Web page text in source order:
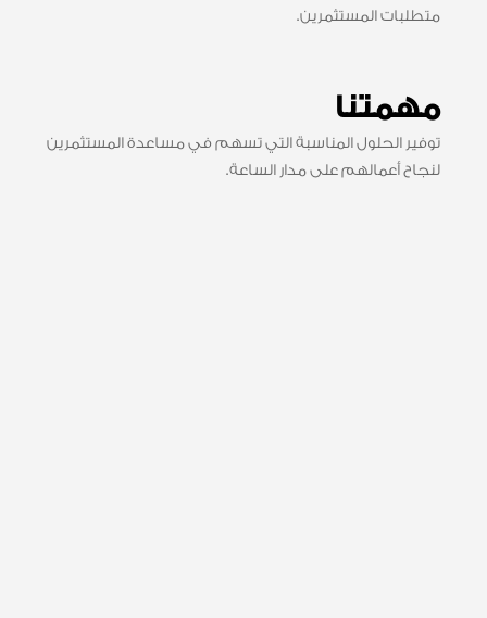
متطلبات المستثمرين.
مهمتنا
توفير الحلول المناسبة التي تسهم في مساعدة المستثمرين
لنجاح أعمالهم على مدار الساعة.